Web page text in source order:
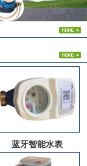
蓝牙智能水表